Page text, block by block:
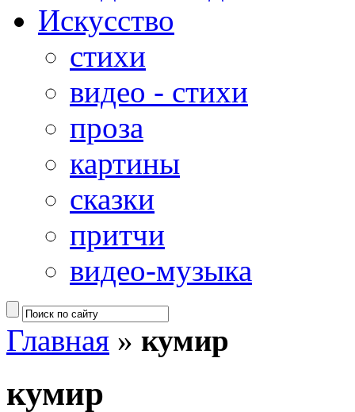
Искусство
стихи
видео - стихи
проза
картины
сказки
притчи
видео-музыка
Главная » кумир
кумир